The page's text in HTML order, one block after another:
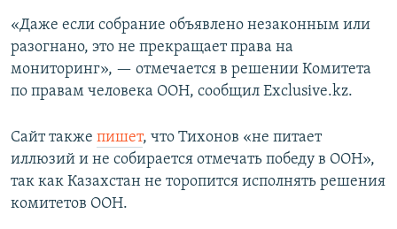
«Даже если собрание объявлено незаконным или
разогнано, это не прекращает права на
мониторинг», — отмечается в решении Комитета
по правам человека ООН, сообщил Exclusive.kz.
Сайт также пишет, что Тихонов «не питает
иллюзий и не собирается отмечать победу в ООН»,
так как Казахстан не торопится исполнять решения
комитетов ООН.